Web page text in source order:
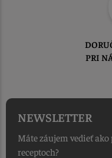
DO 1-2
NEWSLETTER
Máte záujem vedieť
receptoch?